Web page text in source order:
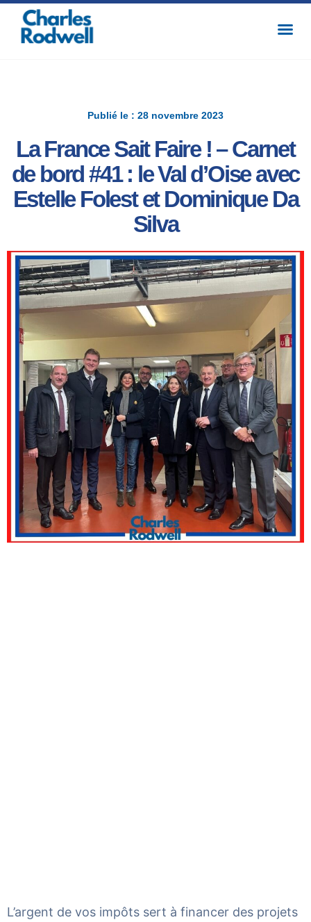
Publié le : 28 novembre 2023
La France Sait Faire ! – Carnet
de bord #41 : le Val d’Oise avec
Estelle Folest et Dominique Da
Silva
L’argent de vos impôts sert à financer des projets